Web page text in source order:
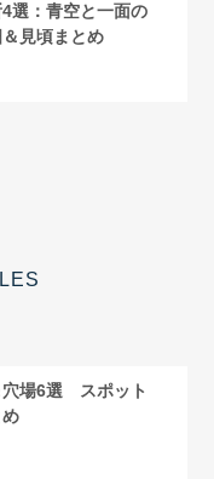
選：青空と一面の
見頃まとめ
穴場6選 スポット